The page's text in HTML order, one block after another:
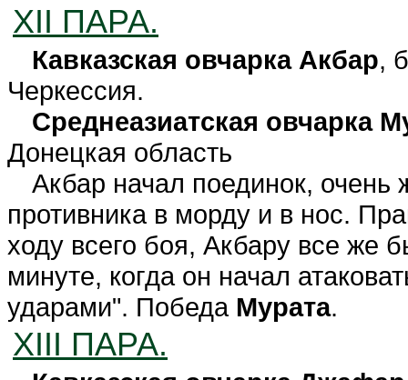
XII ПАРА.
Кавказская овчарка Акбар,
Черкессия.
Среднеазиатская овчарка
Донецкая область
Акбар начал поединок, очень
противника в морду и в нос.
ходу всего боя, Акбару все же
минуте, когда он начал
ударами". Победа Мурата.
XIII ПАРА.